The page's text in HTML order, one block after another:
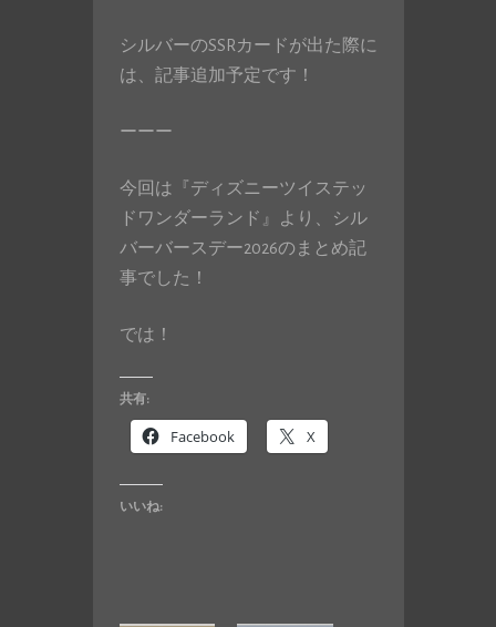
シルバーのSSRカードが出た際に
は、記事追加予定です！
ーーー
今回は『ディズニーツイステッ
ドワンダーランド』より、シル
バーバースデー2026のまとめ記
事でした！
では！
共有:
Facebook X
いいね: